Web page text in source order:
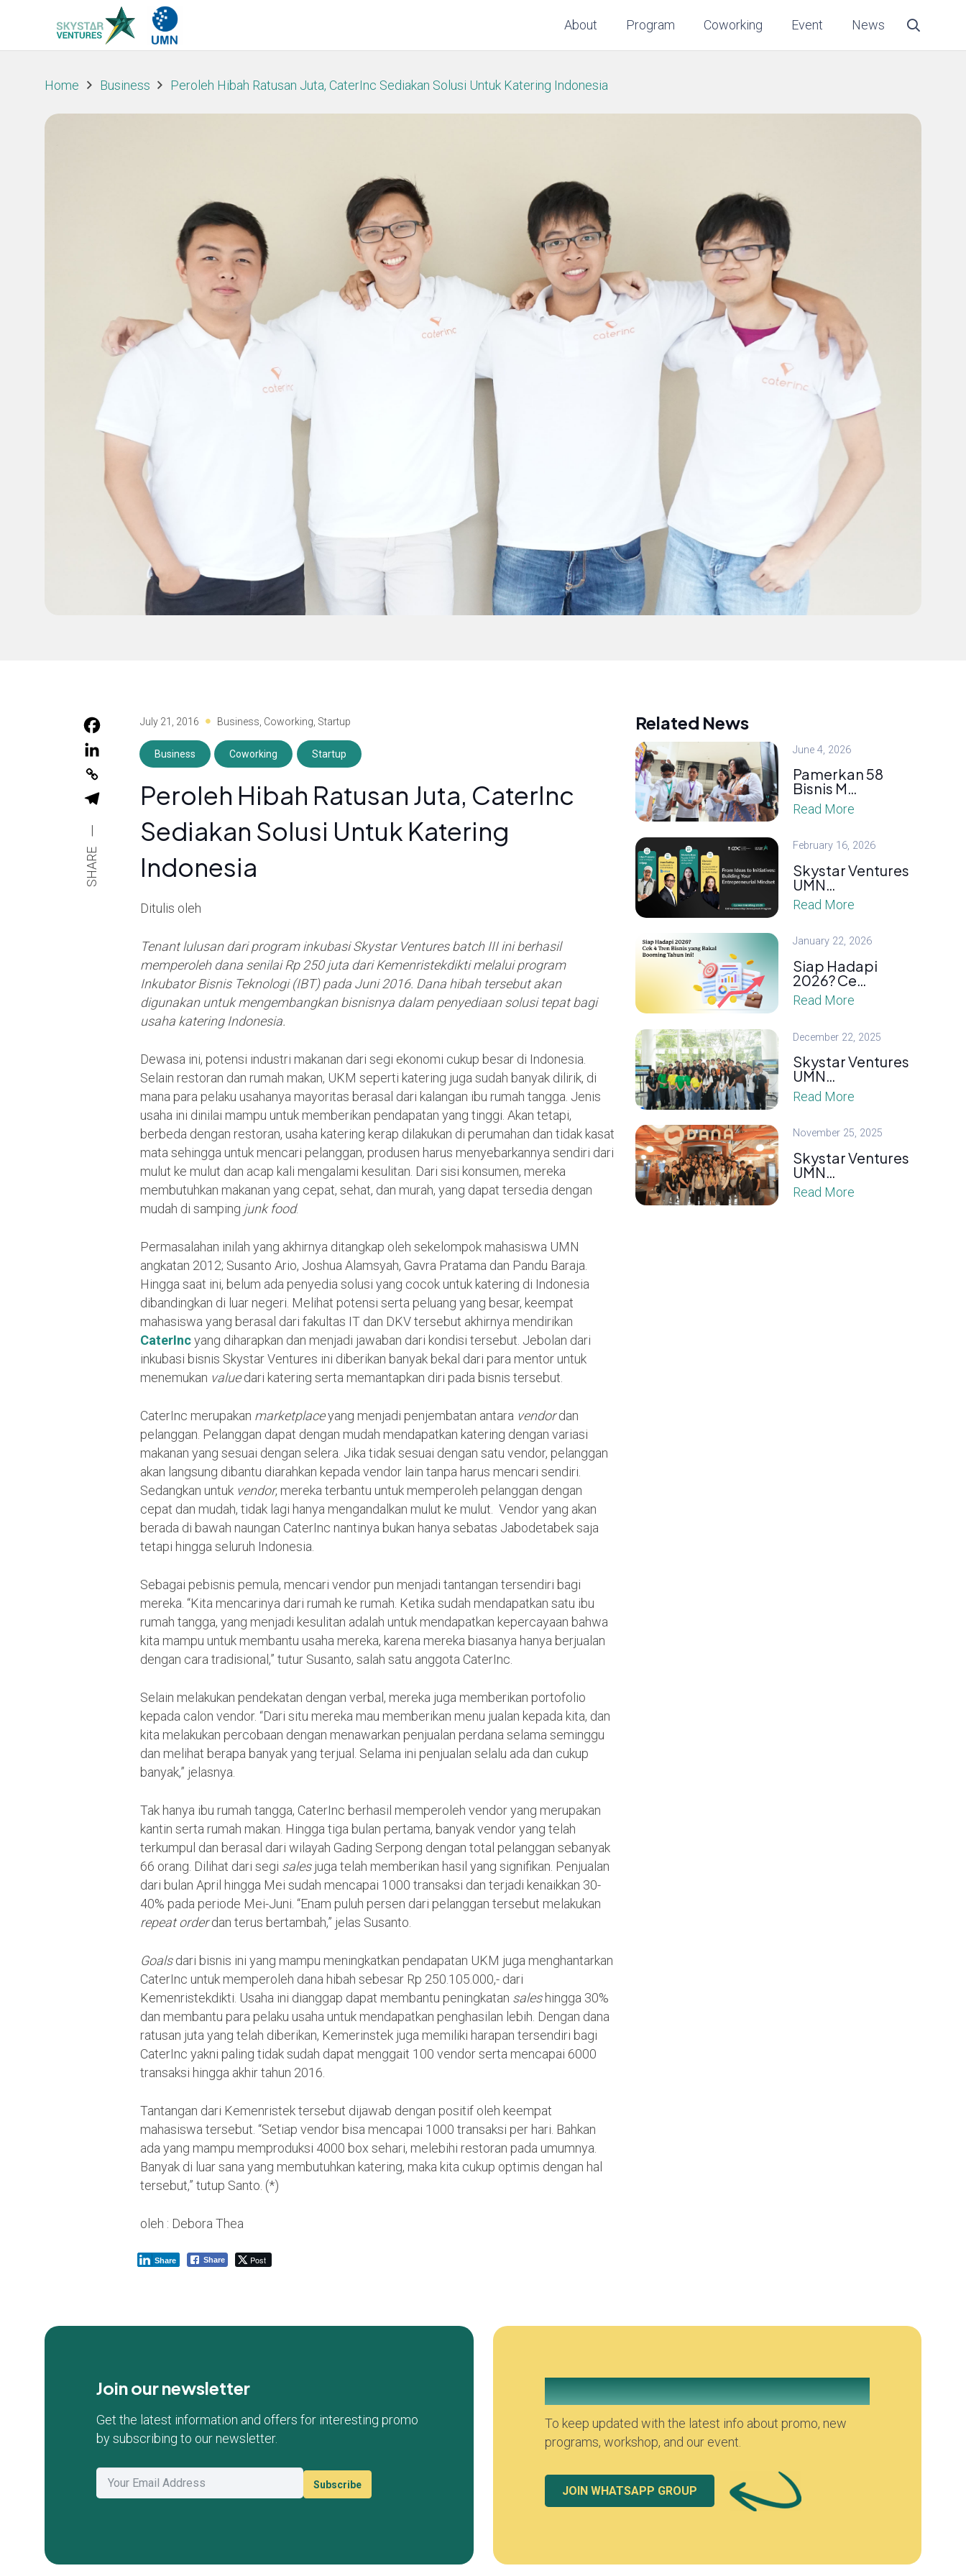
About Program Coworking Event News
Home Business Peroleh Hibah Ratusan Juta, CaterInc Sediakan Solusi Untuk Katering Indonesia
|
SHARE
July 21, 2016 Business Coworking Startup
Business Coworking Startup
Peroleh Hibah Ratusan Juta, CaterInc
Sediakan Solusi Untuk Katering
Indonesia
Ditulis oleh
Tenant lulusan dari program inkubasi Skystar Ventures batch III ini berhasil
memperoleh dana senilai Rp 250 juta dari Kemenristekdikti melalui program
Inkubator Bisnis Teknologi (IBT) pada Juni 2016. Dana hibah tersebut akan
digunakan untuk mengembangkan bisnisnya dalam penyediaan solusi tepat bagi
usaha katering Indonesia.
Dewasa ini, potensi industri makanan dari segi ekonomi cukup besar di Indonesia.
Selain restoran dan rumah makan, UKM seperti katering juga sudah banyak dilirik, di
mana para pelaku usahanya mayoritas berasal dari kalangan ibu rumah tangga. Jenis
usaha ini dinilai mampu untuk memberikan pendapatan yang tinggi. Akan tetapi,
berbeda dengan restoran, usaha katering kerap dilakukan di perumahan dan tidak kasat
mata sehingga untuk mencari pelanggan, produsen harus menyebarkannya sendiri dari
mulut ke mulut dan acap kali mengalami kesulitan. Dari sisi konsumen, mereka
membutuhkan makanan yang cepat, sehat, dan murah, yang dapat tersedia dengan
mudah di samping junk food.
Permasalahan inilah yang akhirnya ditangkap oleh sekelompok mahasiswa UMN
angkatan 2012; Susanto Ario, Joshua Alamsyah, Gavra Pratama dan Pandu Baraja.
Hingga saat ini, belum ada penyedia solusi yang cocok untuk katering di Indonesia
dibandingkan di luar negeri. Melihat potensi serta peluang yang besar, keempat
mahasiswa yang berasal dari fakultas IT dan DKV tersebut akhirnya mendirikan
CaterIncyang diharapkan dan menjadi jawaban dari kondisi tersebut. Jebolan dari
inkubasi bisnis Skystar Ventures ini diberikan banyak bekal dari para mentor untuk
menemukan valuedari katering serta memantapkan diri pada bisnis tersebut.
CaterInc merupakan marketplaceyang menjadi penjembatan antara vendordan
pelanggan. Pelanggan dapat dengan mudah mendapatkan katering dengan variasi
makanan yang sesuai dengan selera. Jika tidak sesuai dengan satu vendor, pelanggan
akan langsung dibantu diarahkan kepada vendor lain tanpa harus mencari sendiri.
Sedangkan untuk vendor, mereka terbantu untuk memperoleh pelanggan dengan
cepat dan mudah, tidak lagi hanya mengandalkan mulut ke mulut. Vendor yang akan
berada di bawah naungan CaterInc nantinya bukan hanya sebatas Jabodetabek saja
tetapi hingga seluruh Indonesia.
Sebagai pebisnis pemula, mencari vendor pun menjadi tantangan tersendiri bagi
mereka. “Kita mencarinya dari rumah ke rumah. Ketika sudah mendapatkan satu ibu
rumah tangga, yang menjadi kesulitan adalah untuk mendapatkan kepercayaan bahwa
kita mampu untuk membantu usaha mereka, karena mereka biasanya hanya berjualan
dengan cara tradisional,” tutur Susanto, salah satu anggota CaterInc.
Selain melakukan pendekatan dengan verbal, mereka juga memberikan portofolio
kepada calon vendor. “Dari situ mereka mau memberikan menu jualan kepada kita, dan
kita melakukan percobaan dengan menawarkan penjualan perdana selama seminggu
dan melihat berapa banyak yang terjual. Selama ini penjualan selalu ada dan cukup
banyak,” jelasnya.
Tak hanya ibu rumah tangga, CaterInc berhasil memperoleh vendor yang merupakan
kantin serta rumah makan. Hingga tiga bulan pertama, banyak vendor yang telah
terkumpul dan berasal dari wilayah Gading Serpong dengan total pelanggan sebanyak
66 orang. Dilihat dari segi sales juga telah memberikan hasil yang signifikan. Penjualan
dari bulan April hingga Mei sudah mencapai 1000 transaksi dan terjadi kenaikkan 30-
40% pada periode Mei-Juni. “Enam puluh persen dari pelanggan tersebut melakukan
repeat orderdan terus bertambah,” jelas Susanto.
Goalsdari bisnis ini yang mampu meningkatkan pendapatan UKM juga menghantarkan
CaterInc untuk memperoleh dana hibah sebesar Rp 250.105.000,- dari
Kemenristekdikti. Usaha ini dianggap dapat membantu peningkatan sales hingga 30%
dan membantu para pelaku usaha untuk mendapatkan penghasilan lebih. Dengan dana
ratusan juta yang telah diberikan, Kemerinstek juga memiliki harapan tersendiri bagi
CaterInc yakni paling tidak sudah dapat menggait 100 vendor serta mencapai 6000
transaksi hingga akhir tahun 2016.
Tantangan dari Kemenristek tersebut dijawab dengan positif oleh keempat
mahasiswa tersebut. “Setiap vendor bisa mencapai 1000 transaksi per hari. Bahkan
ada yang mampu memproduksi 4000 box sehari, melebihi restoran pada umumnya.
Banyak di luar sana yang membutuhkan katering, maka kita cukup optimis dengan hal
tersebut,” tutup Santo. (*)
oleh : Debora Thea
Share Post
Share
Related News
June 4, 2026
Pamerkan 58
Bisnis M…
Read More
February 16, 2026
Skystar Ventures
UMN…
Read More
January 22, 2026
Siap Hadapi
2026? Ce…
Read More
December 22, 2025
Skystar Ventures
UMN…
Read More
November 25, 2025
Skystar Ventures
UMN…
Read More
Join our newsletter
Get the latest information and offers for interesting promo
by subscribing to our newsletter.
Subscribe
Join our Whatsapp Group
To keep updated with the latest info about promo, new
programs, workshop, and our event.
JOIN WHATSAPP GROUP